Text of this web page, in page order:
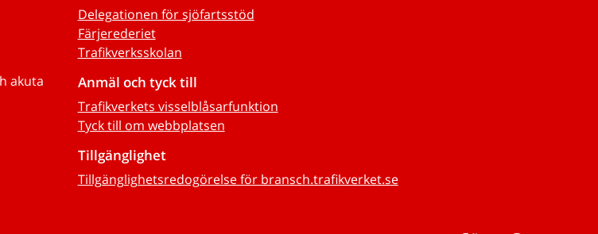
akuta
Delegationen för sjöfartsstöd
Färjerederiet
Trafikverksskolan
Anmäl och tyck till
Trafikverkets visselblåsarfunktion
Tyck till om webbplatsen
Tillgänglighet
Tillgänglighetsredogörelse för bransch.trafikverket.se